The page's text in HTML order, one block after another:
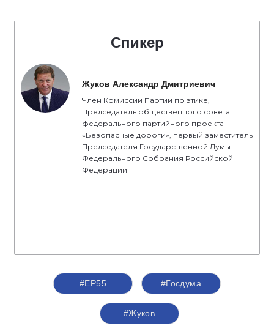
Спикер
Жуков Александр Дмитриевич
Член Комиссии Партии по этике,
Председатель общественного совета
федерального партийного проекта
«Безопасные дороги», первый заместитель
Председателя Государственной Думы
Федерального Собрания Российской
Федерации
#ЕР55 #Госдума
#Жуков